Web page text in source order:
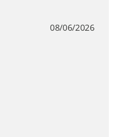
08/06/2026